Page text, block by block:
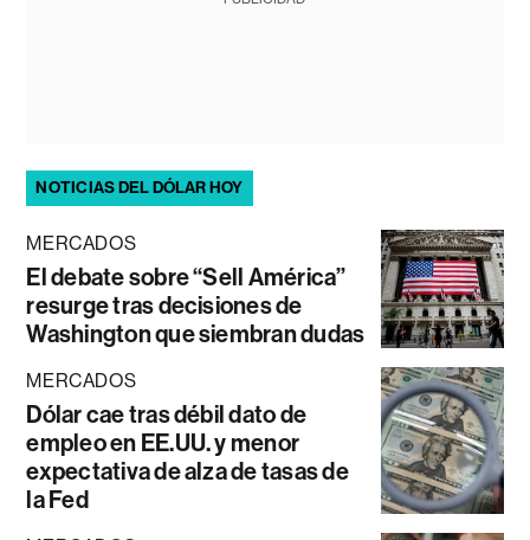
NOTICIAS DEL DÓLAR HOY
MERCADOS
El debate sobre “Sell América”
resurge tras decisiones de
Washington que siembran dudas
MERCADOS
Dólar cae tras débil dato de
empleo en EE.UU. y menor
expectativa de alza de tasas de
la Fed